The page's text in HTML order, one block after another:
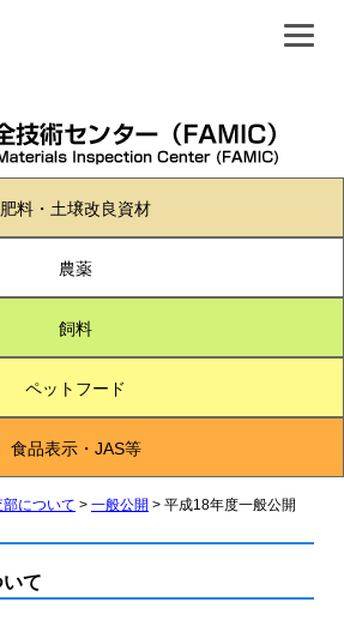
肥料・土壌改良資材
農薬
飼料
ペットフード
食品表示・JAS等
部について 一般公開
平成18年度一般公開
て